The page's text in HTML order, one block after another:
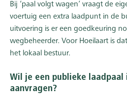
Bij ‘paal volgt wagen’ vraagt de
voertuig een extra laadpunt in de
uitvoering is er een goedkeuring
wegbeheerder. Voor Hoeilaart is
het lokaal bestuur.
Wil je een publieke laadpaal
aanvragen?